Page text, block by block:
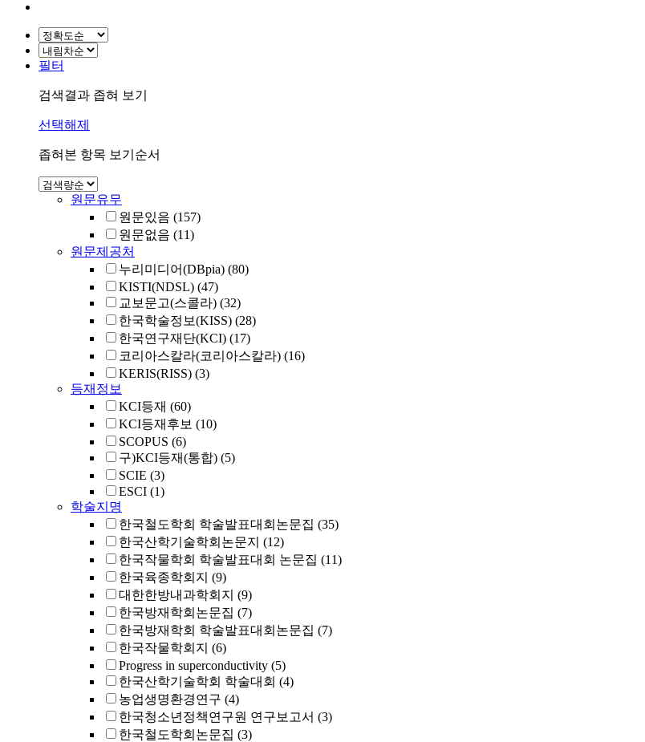
필터
검색결과 좁혀 보기
선택해제
좁혀본 항목 보기순서
원문유무
원문있음 (157)
원문없음 (11)
원문제공처
누리미디어(DBpia) (80)
KISTI(NDSL) (47)
교보문고(스콜라) (32)
한국학술정보(KISS) (28)
한국연구재단(KCI) (17)
코리아스칼라(코리아스칼라) (16)
KERIS(RISS) (3)
등재정보
KCI등재 (60)
KCI등재후보 (10)
SCOPUS (6)
구)KCI등재(통합) (5)
SCIE (3)
ESCI (1)
학술지명
한국철도학회 학술발표대회논문집 (35)
한국산학기술학회논문지 (12)
한국작물학회 학술발표대회 논문집 (11)
한국육종학회지 (9)
대한한방내과학회지 (9)
한국방재학회논문집 (7)
한국방재학회 학술발표대회논문집 (7)
한국작물학회지 (6)
Progress in superconductivity (5)
한국산학기술학회 학술대회 (4)
농업생명환경연구 (4)
한국청소년정책연구원 연구보고서 (3)
한국철도학회논문집 (3)